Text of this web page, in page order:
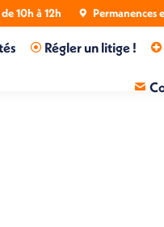
10h à 12h Permanences
Régler un litige !